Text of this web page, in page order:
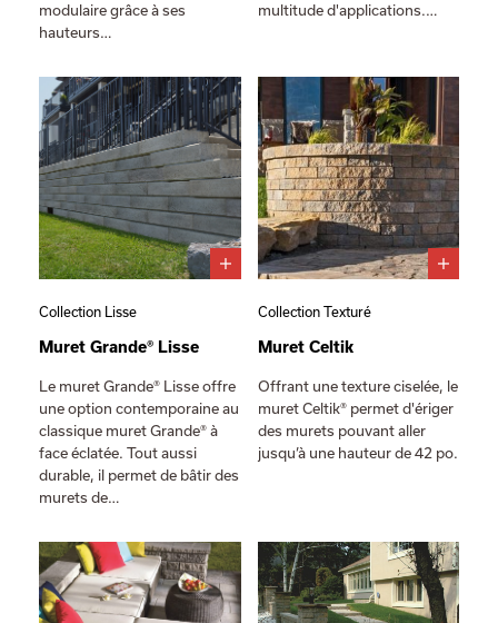
modulaire grâce à ses
hauteurs…
multitude d'applications.…
Collection Lisse
Muret Grande® Lisse
Le muret Grande® Lisse offre
une option contemporaine au
classique muret Grande® à
face éclatée. Tout aussi
durable, il permet de bâtir des
murets de…
Collection Texturé
Muret Celtik
Offrant une texture ciselée, le
muret Celtik® permet d'ériger
des murets pouvant aller
jusqu’à une hauteur de 42 po.